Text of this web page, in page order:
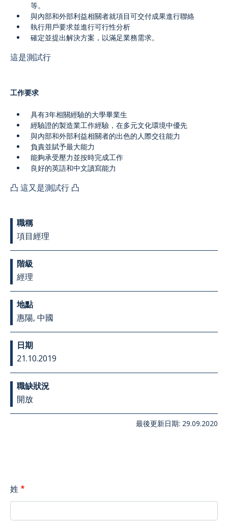
SEARCH
等。
與內部和外部利益相關者就項目可交付成果進行聯絡
執行用戶要求並進行可行性分析
確定並提出解決方案，以滿足業務需求。
這是測試行
工作要求
具有3年相關經驗的大學畢業生
經驗證的製造業工作經驗，在多元文化環境中優先
與內部和外部利益相關者的出色的人際交往能力
負責並賦予最大能力
能夠承受壓力並按時完成工作
良好的英語和中文讀寫能力
凸 這又是測試行 凸
職稱
項目經理
階級
經理
地點
惠陽, 中國
日期
21.10.2019
職缺狀況
開放
最後更新日期: 29.09.2020
姓